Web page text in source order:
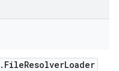
. FileResolverLoader